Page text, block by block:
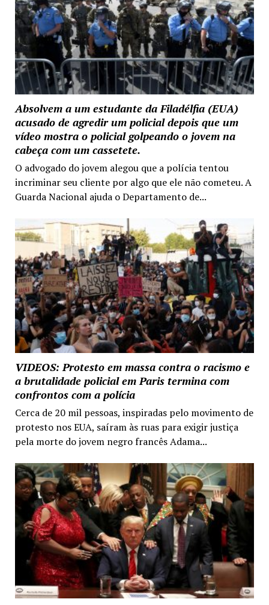
Absolvem a um estudante da Filadélfia (EUA)
acusado de agredir um policial depois que um
vídeo mostra o policial golpeando o jovem na
cabeça com um cassetete.
O advogado do jovem alegou que a polícia tentou
incriminar seu cliente por algo que ele não cometeu. A
Guarda Nacional ajuda o Departamento de...
VIDEOS: Protesto em massa contra o racismo e
a brutalidade policial em Paris termina com
confrontos com a polícia
Cerca de 20 mil pessoas, inspiradas pelo movimento de
protesto nos EUA, saíram às ruas para exigir justiça
pela morte do jovem negro francês Adama...